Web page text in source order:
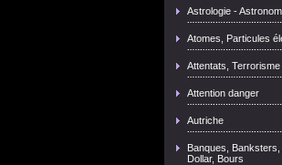
Astrologie -
Atomes, Particules
Attentats, Terrorisme
Attention danger
Autriche
Banques, Banksters,
Dollar, Bours